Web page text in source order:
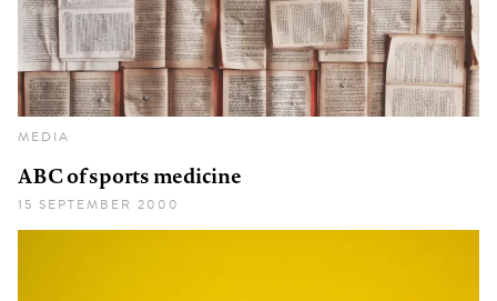
MEDIA
ABC of sports medicine
15 SEPTEMBER 2000